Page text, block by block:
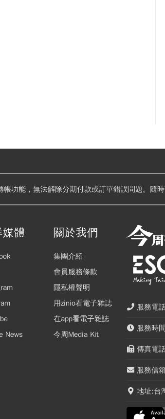
功能，無法解除分期付款或訂單錯誤問題。隨
體
News
關於我們
集團介紹
會員服務條款
隱私權聲明
用zinio看電子雜誌
在app看電子雜誌
今周Media Kit
服務電
服務時
傳真電
服務信
地址:台